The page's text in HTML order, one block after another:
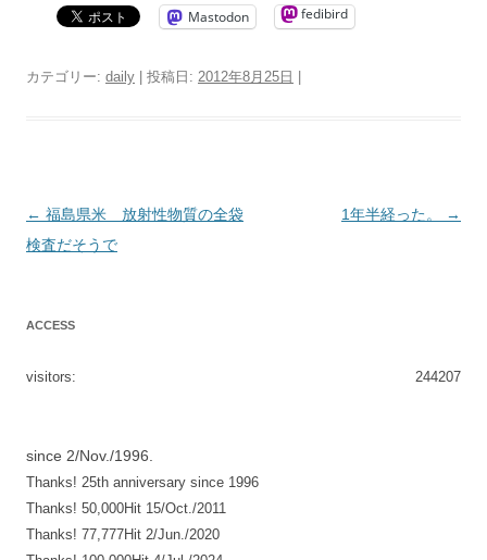
Mastodon fedibird
カテゴリー: daily | 投稿日: 2012年8月25日 |
投
稿
ン
← 福島県米 放射性物質の全袋
検査だそうで
1年半経った。 →
ACCESS
244207
visitors:
since 2/Nov./1996.
Thanks! 25th anniversary since 1996
Thanks! 50,000Hit 15/Oct./2011
Thanks! 77,777Hit 2/Jun./2020